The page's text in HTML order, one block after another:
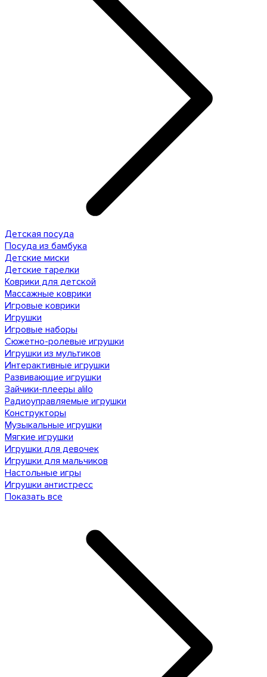
Детская посуда
Посуда из бамбука
Детские миски
Детские тарелки
Коврики для детской
Массажные коврики
Игровые коврики
Игрушки
Игровые наборы
Сюжетно-ролевые игрушки
Игрушки из мультиков
Интерактивные игрушки
Развивающие игрушки
Зайчики-плееры alilo
Радиоуправляемые игрушки
Конструкторы
Музыкальные игрушки
Мягкие игрушки
Игрушки для девочек
Игрушки для мальчиков
Настольные игры
Игрушки антистресс
Показать все